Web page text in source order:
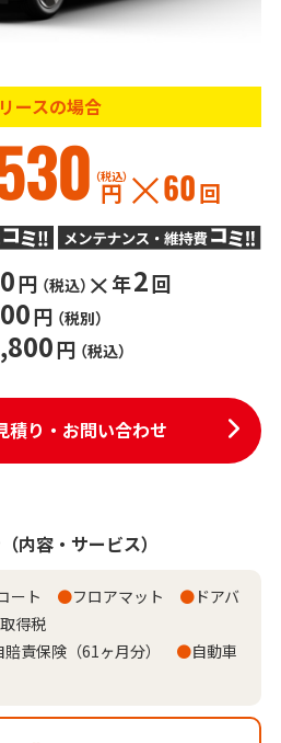
ースの場合
円
（税込） 60回
円（税込） 年2回
円（税別）
円（税込）
積り・お問い合わせ
（内容・サービス）
ート ●フロアマット ●ドアバ
取得税
賠責保険（61ヶ月分） ●自動車